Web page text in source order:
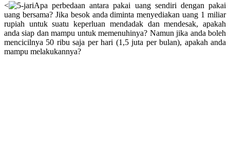
<
Apa perbedaan antara pakai uang sendiri dengan pakai
uang bersama? Jika besok anda diminta menyediakan uang 1 miliar
rupiah untuk suatu keperluan mendadak dan mendesak, apakah
anda siap dan mampu untuk memenuhinya? Namun jika anda boleh
mencicilnya 50 ribu saja per hari (1,5 juta per bulan), apakah anda
mampu melakukannya?